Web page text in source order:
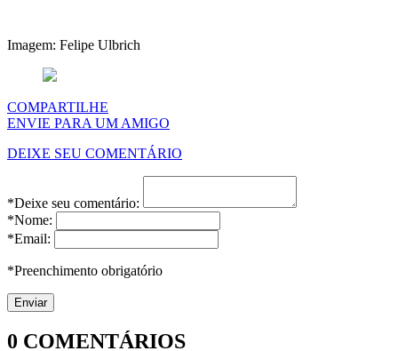
Imagem: Felipe Ulbrich
COMPARTILHE
ENVIE PARA UM AMIGO
DEIXE SEU COMENTÁRIO
*Deixe seu comentário:
*Nome:
*Email:
*Preenchimento obrigatório
0 COMENTÁRIOS